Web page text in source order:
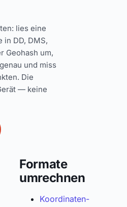
lies eine
in DD, DMS,
Geohash um,
und miss
Die
— keine
Formate
umrechnen
Koordinaten-